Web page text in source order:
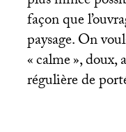
façon que
paysage. On
«calme», doux,
régulière de